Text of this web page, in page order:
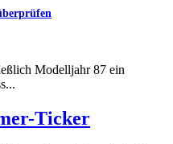
Modelljahr 87 ein
Ticker